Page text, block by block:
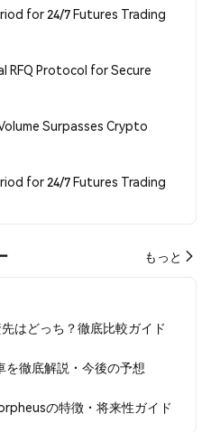
for 24/7 Futures Trading
RFQ Protocol for Secure
Surpasses Crypto
for 24/7 Futures Trading
もっと
はどっち？徹底比較ガイド
を徹底解説・今後の予想
の特徴・将来性ガイド